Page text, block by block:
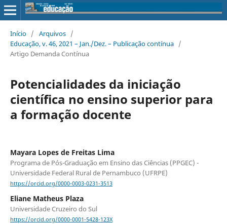
Início / Arquivos /
Educação, v. 46, 2021 – Jan./Dez. – Publicação contínua /
Artigo Demanda Contínua
Potencialidades da iniciação
científica no ensino superior para
a formação docente
Mayara Lopes de Freitas Lima
Programa de Pós-Graduação em Ensino das Ciências (PPGEC) -
Universidade Federal Rural de Pernambuco (UFRPE)
https://orcid.org/0000-0003-0231-3513
Eliane Matheus Plaza
Universidade Cruzeiro do Sul
https://orcid.org/0000-0001-5428-123X